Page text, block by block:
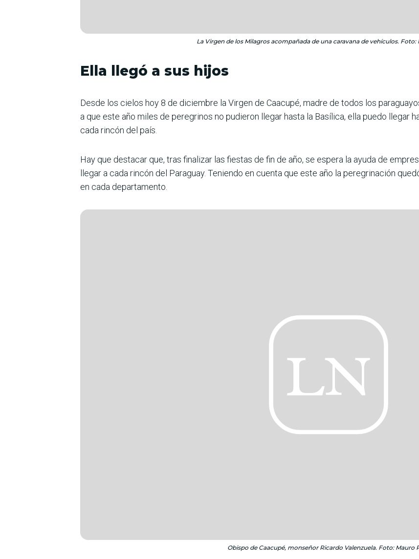
La Virgen de los Milagros acompañada de una caravana de vehículos. Foto:
Ella llegó a sus hijos
Desde los cielos hoy 8 de diciembre la Virgen de Caacupé, madre de todos los
a que este año miles de peregrinos no pudieron llegar hasta la Basílica, ella puedo llegar
cada rincón del país.
Hay que destacar que, tras finalizar las fiestas de fin de año, se espera la ayuda de
llegar a cada rincón del Paraguay. Teniendo en cuenta que este año la peregrinación
en cada departamento.
Obispo de Caacupé, monseñor Ricardo Valenzuela. Foto: Mauro